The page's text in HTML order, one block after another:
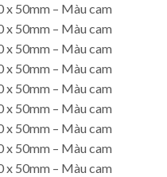
x 50mm – Màu cam
x 50mm – Màu cam
x 50mm – Màu cam
x 50mm – Màu cam
x 50mm – Màu cam
x 50mm – Màu cam
x 50mm – Màu cam
x 50mm – Màu cam
x 50mm – Màu cam